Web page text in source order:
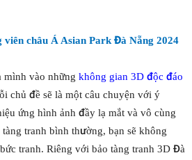
viên châu Á Asian Park Đà Nẵng 2024
mình vào những không gian 3D độc đáo
chủ đề sẽ là một câu chuyện với ý
ứng hình ảnh đầy lạ mắt và vô cùng
tranh bình thường, bạn sẽ không
tranh. Riêng với bảo tàng tranh 3D Đà